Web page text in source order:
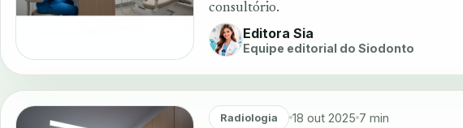
consultório.
Editora Sia
Equipe editorial do Siodonto
Radiologia 18 out 2025 7 min